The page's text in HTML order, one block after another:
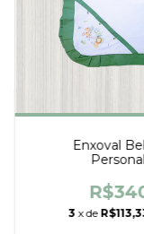
Enxoval
3 x de